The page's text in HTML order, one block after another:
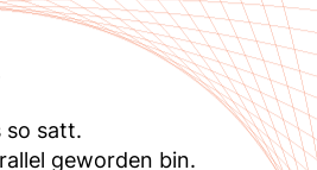
so satt.
geworden bin.